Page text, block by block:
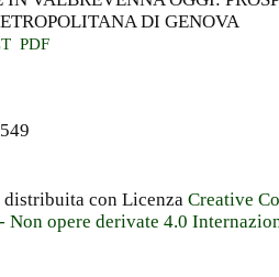
DI GENOVA
PDF
distribuita con Licenza Creative
Non opere derivate 4.0